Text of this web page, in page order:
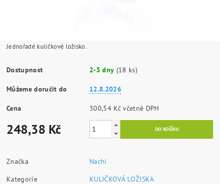
Jednořadé kuličkové ložisko.
Dostupnost 2-3 dny (18 ks)
Můžeme doručit do 12.8.2026
Cena 300,54 Kč včetně DPH
248,38 Kč
Značka
Nachi
Kategorie
KULIČKOVÁ LOŽISKA